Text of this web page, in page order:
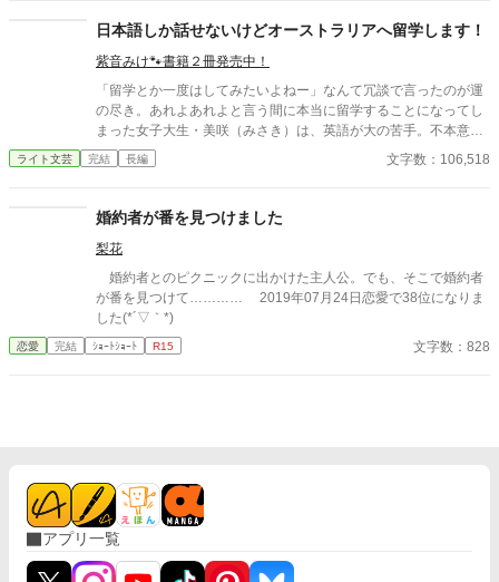
る部署・特例災害対策室に任命され、あやかしを誘き寄せるため
を被った怪しい上司と共に繰り広げる退魔ファンタジー。
日本語しか話せないけどオーストラリアへ留学します！
紫音みけ🐾書籍２冊発売中！
「留学とか一度はしてみたいよねー」なんて冗談で言ったのが運
の尽き。あれよあれよと言う間に本当に留学することになってし
まった女子大生・美咲（みさき）は、英語が大の苦手。不本意の
ままオーストラリアへ行くことになってしまった彼女は、言葉の
通じないイケメン外国人に絡まれて……？ 恋も言語も勉強あるの
ライト文芸 完結 長編 文字数：106,518
婚約者が番を見つけました
梨花
婚約者とのピクニックに出かけた主人公。でも、そこで婚約者
が番を見つけて………… 2019年07月24日恋愛で38位になりま
した(*´▽｀*)
恋愛 完結 ｼｮｰﾄｼｮｰﾄ R15 文字数：828
アプリ一覧